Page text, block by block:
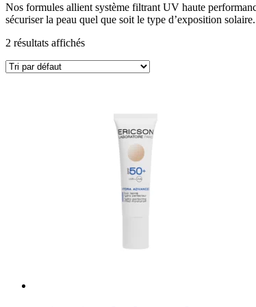
Nos formules allient système filtrant UV haute
sécuriser la peau quel que soit le type d’exposition solaire.
2 résultats affichés